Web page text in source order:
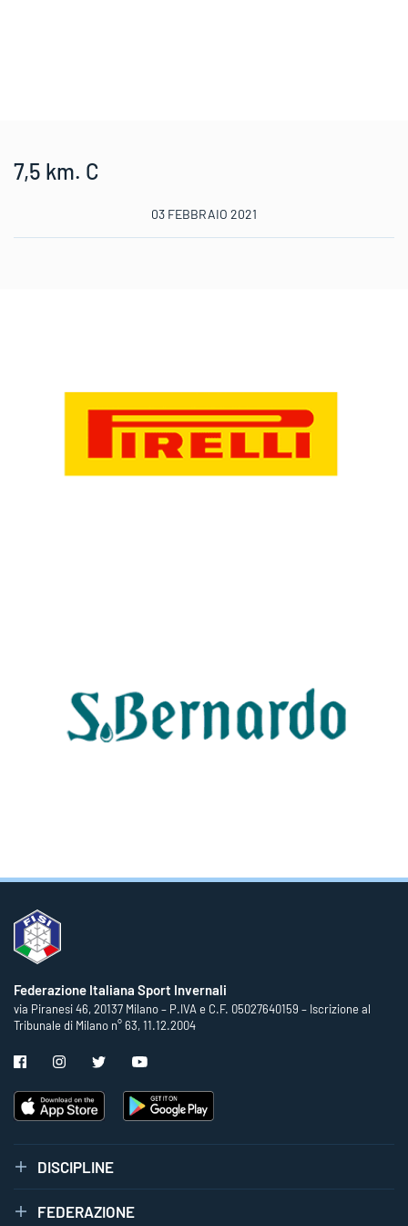
7,5 km. C
03 FEBBRAIO 2021
Federazione Italiana Sport Invernali
via Piranesi 46, 20137 Milano – P.IVA e C.F. 05027640159 – Iscrizione al
Tribunale di Milano n° 63, 11.12.2004
DISCIPLINE
FEDERAZIONE